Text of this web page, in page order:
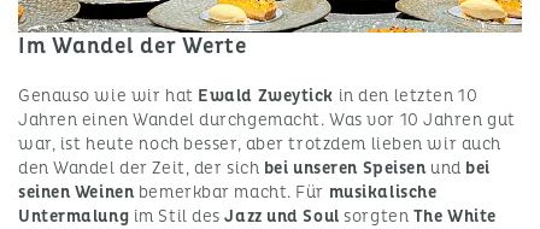
Im Wandel der Werte
Genauso wie wir hat Ewald Zweytick in den letzten 10
Jahren einen Wandel durchgemacht. Was vor 10 Jahren gut
war, ist heute noch besser, aber trotzdem lieben wir auch
den Wandel der Zeit, der sich bei unseren Speisen und bei
seinen Weinen bemerkbar macht. Für musikalische
Untermalung im Stil desJazz und Soul sorgten The White